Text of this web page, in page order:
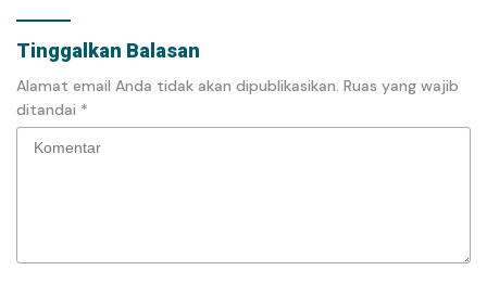
Tinggalkan Balasan
Alamat email Anda tidak akan dipublikasikan. Ruas yang wajib
ditandai *